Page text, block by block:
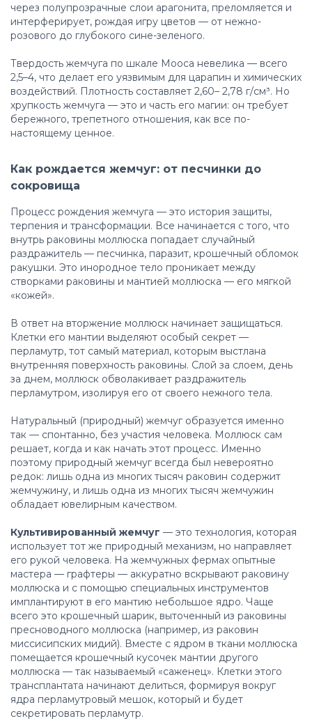
через полупрозрачные слои арагонита, преломляется и
интерферирует, рождая игру цветов — от нежно-
розового до глубокого сине-зеленого.
Твердость жемчуга по шкале Мооса невелика — всего
2,5–4, что делает его уязвимым для царапин и химических
воздействий. Плотность составляет 2,60– 2,78 г/см³. Но
хрупкость жемчуга — это и часть его магии: он требует
бережного, трепетного отношения, как все по-
настоящему ценное.
Как рождается жемчуг: от песчинки до
сокровища
Процесс рождения жемчуга — это история защиты,
терпения и трансформации. Все начинается с того, что
внутрь раковины моллюска попадает случайный
раздражитель — песчинка, паразит, крошечный обломок
ракушки. Это инородное тело проникает между
створками раковины и мантией моллюска — его мягкой
«кожей».
В ответ на вторжение моллюск начинает защищаться.
Клетки его мантии выделяют особый секрет —
перламутр, тот самый материал, которым выстлана
внутренняя поверхность раковины. Слой за слоем, день
за днем, моллюск обволакивает раздражитель
перламутром, изолируя его от своего нежного тела.
Натуральный (природный) жемчуг образуется именно
так — спонтанно, без участия человека. Моллюск сам
решает, когда и как начать этот процесс. Именно
поэтому природный жемчуг всегда был невероятно
редок: лишь одна из многих тысяч раковин содержит
жемчужину, и лишь одна из многих тысяч жемчужин
обладает ювелирным качеством.
Культивированный жемчуг — это технология, которая
использует тот же природный механизм, но направляет
его рукой человека. На жемчужных фермах опытные
мастера — графтеры — аккуратно вскрывают раковину
моллюска и с помощью специальных инструментов
имплантируют в его мантию небольшое ядро. Чаще
всего это крошечный шарик, выточенный из раковины
пресноводного моллюска (например, из раковин
миссисипских мидий). Вместе с ядром в ткани моллюска
помещается крошечный кусочек мантии другого
моллюска — так называемый «саженец». Клетки этого
трансплантата начинают делиться, формируя вокруг
ядра перламутровый мешок, который и будет
секретировать перламутр.